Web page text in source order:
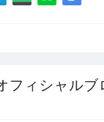
フィシャル